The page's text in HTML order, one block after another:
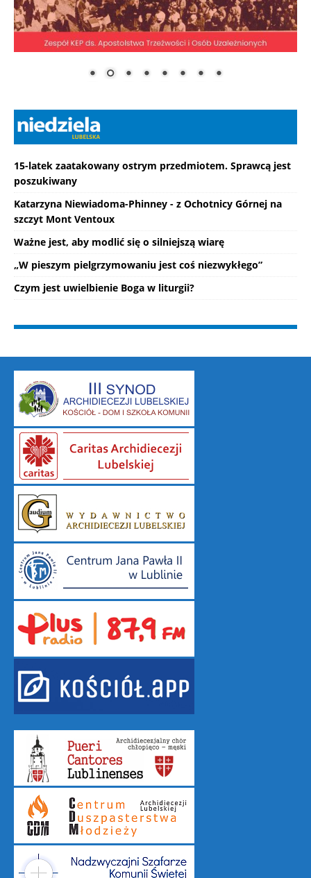
15-latek zaatakowany ostrym przedmiotem. Sprawcą jest
poszukiwany
Katarzyna Niewiadoma-Phinney - z Ochotnicy Górnej na
szczyt Mont Ventoux
Ważne jest, aby modlić się o silniejszą wiarę
„W pieszym pielgrzymowaniu jest coś niezwykłego”
Czym jest uwielbienie Boga w liturgii?